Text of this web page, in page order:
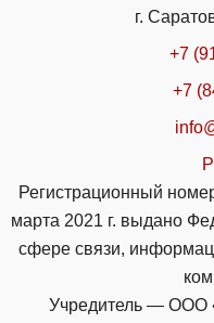
г.
+7
+7
Регистрационный
марта 2021 г. выдано
сфере связи,
Учредитель — ООО